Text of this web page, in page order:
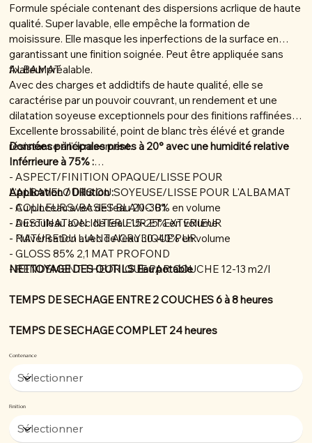
Formule spéciale contenant des dispersions acrlique de haute
qualité. Super lavable, elle empêche la formation de
moisissure. Elle masque les inperfections de la surface en
garantissant une finition soignée. Peut être appliquée sans
fixateur préalable.
ALBAMAT
Avec des charges et addidtifs de haute qualité, elle se
caractérise par un pouvoir couvrant, un rendement et une
dilatation soyeuse exceptionnels pour des finitions raffinées.
Excellente brossabilité, point de blanc très élévé et grande
résistance à l'écrasement.
Données principales prises à 20° avec une humidité relative
Inférrieure à 75% :
- ASPECT/FINITION OPAQUE/LISSE POUR
L'ALBAVELOURS OU SOYEUSE/LISSE POUR L'ALBAMAT
- COULEURS/BASES BLANC B1
- DESTINATION INTERIEUR ET EXTERIEUR
- NATURE DU LIANT ACRYLIQUE PUR
- GLOSS 85% 2,1 MAT PROFOND
- RENDEMENT THEORIQUE PAR COUCHE 12-13 m2/l
Application / Dillution :
- Au pinceau avec de l'eau 20-30% en volume
- Au rouleau avec de l'eau 15-25% en volume
- Pulvérisation avec de l'eau 30-40% en volume
NETTOYAGE DES OUTILS Eau potable
TEMPS DE SECHAGE ENTRE 2 COUCHES 6 à 8 heures
TEMPS DE SECHAGE COMPLET 24 heures
Contenance
Finition